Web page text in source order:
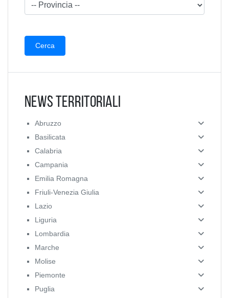
News Territoriali
Abruzzo
Basilicata
Calabria
Campania
Emilia Romagna
Friuli-Venezia Giulia
Lazio
Liguria
Lombardia
Marche
Molise
Piemonte
Puglia